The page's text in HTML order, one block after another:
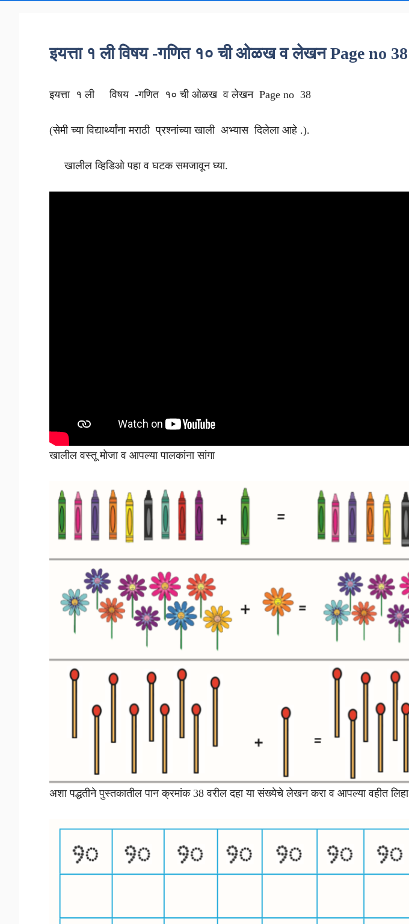
इयत्ता १ ली विषय -गणित १० ची ओळख व लेखन Page no 38
इयत्ता १ ली विषय -गणित १० ची ओळख व लेखन Page no 38
(सेमी च्या विद्यार्थ्यांना मराठी प्रश्नांच्या खाली अभ्यास दिलेला आहे .).
खालील व्हिडिओ पहा व घटक समजावून घ्या.
खालील वस्तू मोजा व आपल्या पालकांना सांगा
अशा पद्धतीने पुस्तकातील पान क्रमांक 38 वरील दहा या संख्येचे लेखन करा व आपल्या वहीत लिहा